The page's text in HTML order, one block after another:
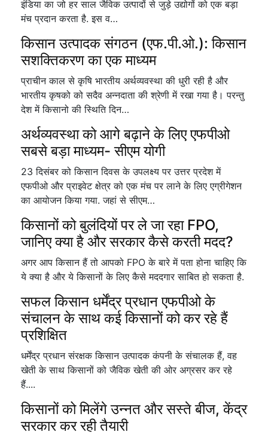
इंडिया का जो हर साल जैविक उत्पादों से जुड़े उद्योगों को एक बड़ा
मंच प्रदान करता है. इस व…
किसान उत्पादक संगठन (एफ.पी.ओ.): किसान
सशक्तिकरण का एक माध्यम
प्राचीन काल से कृषि भारतीय अर्थव्यवस्था की धुरी रही है और
भारतीय कृषको को सदैव अन्नदाता की श्रेणी में रखा गया है। परन्तु
देश में किसानो की स्थिति दिन…
अर्थव्यवस्था को आगे बढ़ाने के लिए एफपीओ
सबसे बड़ा माध्यम- सीएम योगी
23 दिसंबर को किसान दिवस के उपलक्ष्य पर उत्तर प्रदेश में
एफपीओ और प्राइवेट क्षेत्र को एक मंच पर लाने के लिए एग्रीगेशन
का आयोजन किया गया. जहां से सीएम…
किसानों को बुलंदियों पर ले जा रहा FPO,
जानिए क्या है और सरकार कैसे करती मदद?
अगर आप किसान हैं तो आपको FPO के बारे में पता होना चाहिए कि
ये क्या है और ये किसानों के लिए कैसे मददगार साबित हो सकता है.
सफल किसान धर्मेंद्र प्रधान एफपीओ के
संचालन के साथ कई किसानों को कर रहे हैं
प्रशिक्षित
धर्मेंद्र प्रधान संरक्षक किसान उत्पादक कंपनी के संचालक हैं, वह
खेती के साथ किसानों को जैविक खेती की ओर अग्रसर कर रहे
हैं....
किसानों को मिलेंगे उन्नत और सस्ते बीज, केंद्र
सरकार कर रही तैयारी